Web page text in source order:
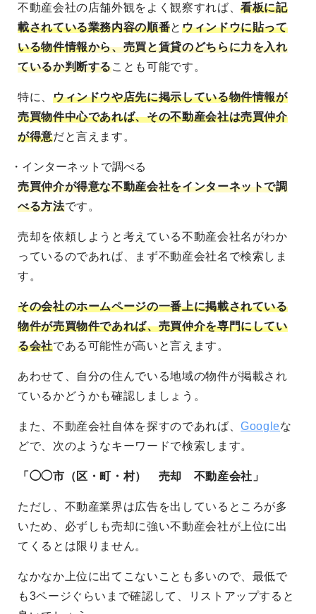
不動産会社の店舗外観をよく観察すれば、看板に記
載されている業務内容の順番と ウィンドウに貼って
いる物件情報から、売買と賃貸のどちらに力を入れ
ているか判断することも可能です。
特に、 ウィンドウや店先に掲示している物件情報が
売買物件中心であれば、その不動産会社は売買仲介
が得意だと言えます。
・インターネットで調べる
売買仲介が得意な不動産会社をインターネットで調
べる方法です。
売却を依頼しようと考えている不動産会社名がわか
っているのであれば、まず不動産会社名で検索しま
す。
その会社のホームページの一番上に掲載されている
物件が売買物件であれば、売買仲介を専門にしてい
る会社である可能性が高いと言えます。
あわせて、自分の住んでいる地域の物件が掲載され
ているかどうかも確認しましょう。
また、不動産会社自体を探すのであれば、Googleな
どで、次のようなキーワードで検索します。
「◯◯市（区・町・村） 売却 不動産会社」
ただし、不動産業界は広告を出しているところが多
いため、必ずしも売却に強い不動産会社が上位に出
てくるとは限りません。
なかなか上位に出てこないことも多いので、最低で
も3ページぐらいまで確認して、リストアップすると